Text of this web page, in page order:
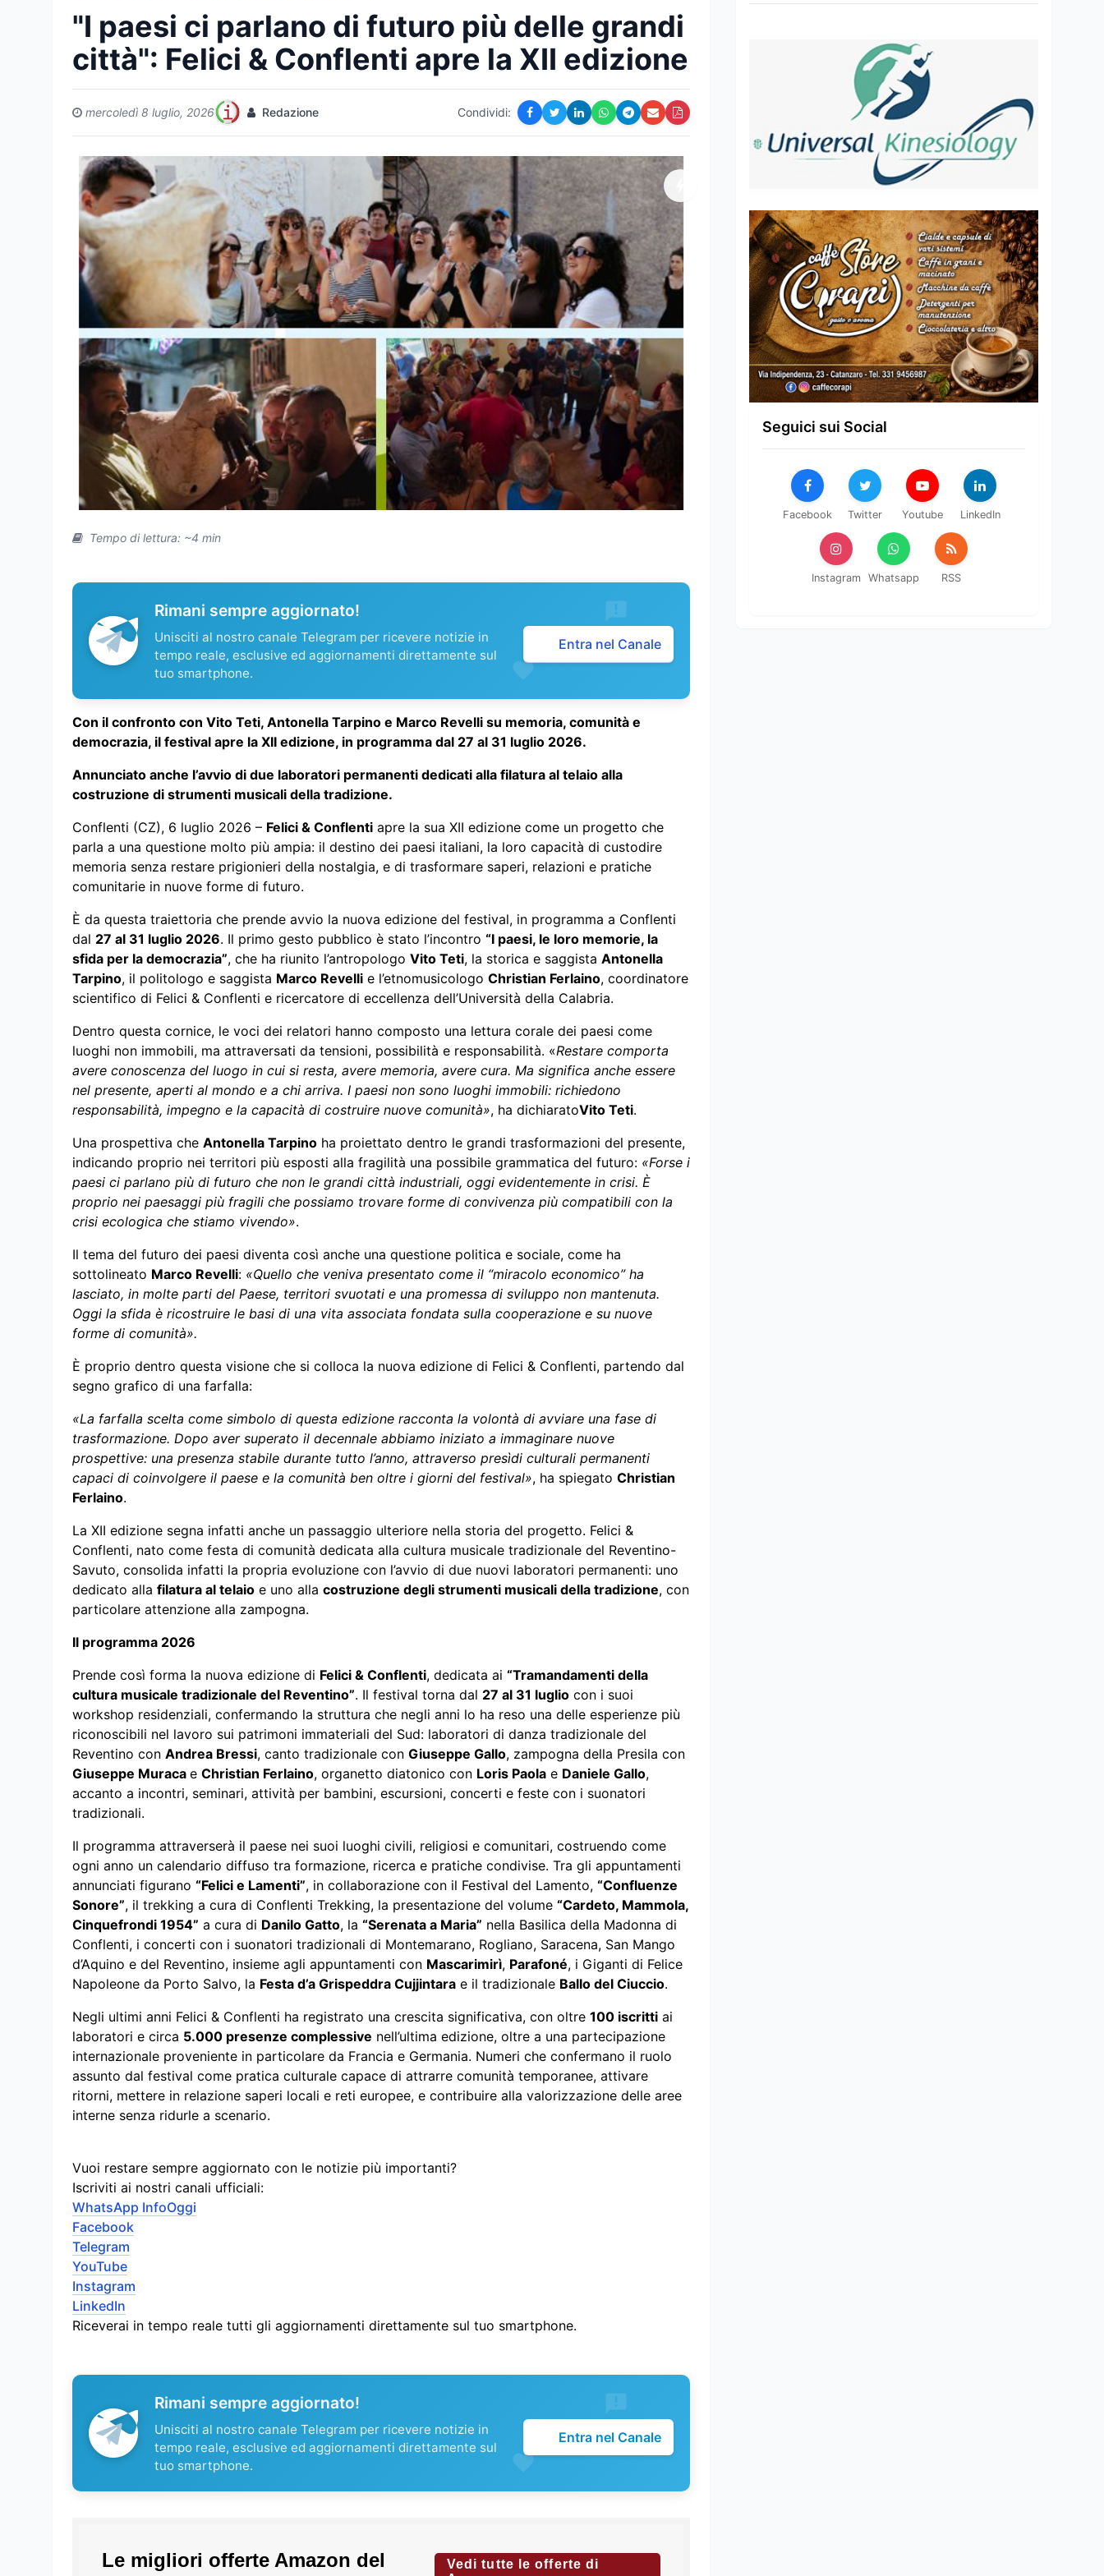
"I paesi ci parlano di futuro più delle grandi
città": Felici & Conflenti apre la XII edizione
mercoledì 8 luglio, 2026 Redazione Condividi:
Tempo di lettura: ~4 min
Rimani sempre aggiornato!
Unisciti al nostro canale Telegram per ricevere notizie in
tempo reale, esclusive ed aggiornamenti direttamente sul
tuo smartphone.
Entra nel Canale
Con il confronto con Vito Teti, Antonella Tarpino e Marco Revelli su memoria, comunità e
democrazia, il festival apre la XII edizione, in programma dal 27 al 31 luglio 2026.
Annunciato anche l’avvio di due laboratori permanenti dedicati alla filatura al telaio alla
costruzione di strumenti musicali della tradizione.
Conflenti (CZ), 6 luglio 2026 – Felici & Conflenti apre la sua XII edizione come un progetto che
parla a una questione molto più ampia: il destino dei paesi italiani, la loro capacità di custodire
memoria senza restare prigionieri della nostalgia, e di trasformare saperi, relazioni e pratiche
comunitarie in nuove forme di futuro.
È da questa traiettoria che prende avvio la nuova edizione del festival, in programma a Conflenti
dal 27 al 31 luglio 2026. Il primo gesto pubblico è stato l’incontro “I paesi, le loro memorie, la
sfida per la democrazia”, che ha riunito l’antropologo Vito Teti, la storica e saggista Antonella
Tarpino, il politologo e saggista Marco Revelli e l’etnomusicologo Christian Ferlaino, coordinatore
scientifico di Felici & Conflenti e ricercatore di eccellenza dell’Università della Calabria.
Dentro questa cornice, le voci dei relatori hanno composto una lettura corale dei paesi come
luoghi non immobili, ma attraversati da tensioni, possibilità e responsabilità. «Restare comporta
avere conoscenza del luogo in cui si resta, avere memoria, avere cura. Ma significa anche essere
nel presente, aperti al mondo e a chi arriva. I paesi non sono luoghi immobili: richiedono
responsabilità, impegno e la capacità di costruire nuove comunità», ha dichiaratoVito Teti.
Una prospettiva che Antonella Tarpino ha proiettato dentro le grandi trasformazioni del presente,
indicando proprio nei territori più esposti alla fragilità una possibile grammatica del futuro: «Forse i
paesi ci parlano più di futuro che non le grandi città industriali, oggi evidentemente in crisi. È
proprio nei paesaggi più fragili che possiamo trovare forme di convivenza più compatibili con la
crisi ecologica che stiamo vivendo».
Il tema del futuro dei paesi diventa così anche una questione politica e sociale, come ha
sottolineato Marco Revelli: «Quello che veniva presentato come il “miracolo economico” ha
lasciato, in molte parti del Paese, territori svuotati e una promessa di sviluppo non mantenuta.
Oggi la sfida è ricostruire le basi di una vita associata fondata sulla cooperazione e su nuove
forme di comunità».
È proprio dentro questa visione che si colloca la nuova edizione di Felici & Conflenti, partendo dal
segno grafico di una farfalla:
«La farfalla scelta come simbolo di questa edizione racconta la volontà di avviare una fase di
trasformazione. Dopo aver superato il decennale abbiamo iniziato a immaginare nuove
prospettive: una presenza stabile durante tutto l’anno, attraverso presìdi culturali permanenti
capaci di coinvolgere il paese e la comunità ben oltre i giorni del festival», ha spiegato Christian
Ferlaino.
La XII edizione segna infatti anche un passaggio ulteriore nella storia del progetto. Felici &
Conflenti, nato come festa di comunità dedicata alla cultura musicale tradizionale del Reventino-
Savuto, consolida infatti la propria evoluzione con l’avvio di due nuovi laboratori permanenti: uno
dedicato alla filatura al telaio e uno alla costruzione degli strumenti musicali della tradizione, con
particolare attenzione alla zampogna.
Il programma 2026
Prende così forma la nuova edizione di Felici & Conflenti, dedicata ai “Tramandamenti della
cultura musicale tradizionale del Reventino”. Il festival torna dal 27 al 31 luglio con i suoi
workshop residenziali, confermando la struttura che negli anni lo ha reso una delle esperienze più
riconoscibili nel lavoro sui patrimoni immateriali del Sud: laboratori di danza tradizionale del
Reventino con Andrea Bressi, canto tradizionale con Giuseppe Gallo, zampogna della Presila con
Giuseppe Muraca e Christian Ferlaino, organetto diatonico con Loris Paola e Daniele Gallo,
accanto a incontri, seminari, attività per bambini, escursioni, concerti e feste con i suonatori
tradizionali.
Il programma attraverserà il paese nei suoi luoghi civili, religiosi e comunitari, costruendo come
ogni anno un calendario diffuso tra formazione, ricerca e pratiche condivise. Tra gli appuntamenti
annunciati figurano “Felici e Lamenti”, in collaborazione con il Festival del Lamento, “Confluenze
Sonore”, il trekking a cura di Conflenti Trekking, la presentazione del volume “Cardeto, Mammola,
Cinquefrondi 1954” a cura di Danilo Gatto, la “Serenata a Maria” nella Basilica della Madonna di
Conflenti, i concerti con i suonatori tradizionali di Montemarano, Rogliano, Saracena, San Mango
d’Aquino e del Reventino, insieme agli appuntamenti con Mascarimirì, Parafoné, i Giganti di Felice
Napoleone da Porto Salvo, la Festa d’a Grispeddra Cujjintara e il tradizionale Ballo del Ciuccio.
Negli ultimi anni Felici & Conflenti ha registrato una crescita significativa, con oltre 100 iscritti ai
laboratori e circa 5.000 presenze complessive nell’ultima edizione, oltre a una partecipazione
internazionale proveniente in particolare da Francia e Germania. Numeri che confermano il ruolo
assunto dal festival come pratica culturale capace di attrarre comunità temporanee, attivare
ritorni, mettere in relazione saperi locali e reti europee, e contribuire alla valorizzazione delle aree
interne senza ridurle a scenario.
Vuoi restare sempre aggiornato con le notizie più importanti?
Iscriviti ai nostri canali ufficiali:
WhatsApp InfoOggi
Facebook
Telegram
YouTube
Instagram
LinkedIn
Riceverai in tempo reale tutti gli aggiornamenti direttamente sul tuo smartphone.
Rimani sempre aggiornato!
Unisciti al nostro canale Telegram per ricevere notizie in
tempo reale, esclusive ed aggiornamenti direttamente sul
tuo smartphone.
Entra nel Canale
Seguici sui Social
Facebook Twitter Youtube LinkedIn
Instagram Whatsapp RSS